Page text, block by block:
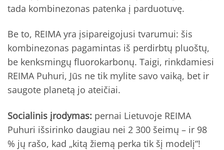
tada kombinezonas patenka į parduotuvę.
Be to, REIMA yra įsipareigojusi tvarumui: šis
kombinezonas pagamintas iš perdirbtų pluoštų,
be kenksmingų fluorokarbonų. Taigi, rinkdamiesi
REIMA Puhuri, Jūs ne tik mylite savo vaiką, bet ir
saugote planetą jo ateičiai.
Socialinis įrodymas: pernai Lietuvoje REIMA
Puhuri išsirinko daugiau nei 2 300 šeimų – ir 98
% jų rašo, kad „kitą žiemą perka tik šį modelį“!